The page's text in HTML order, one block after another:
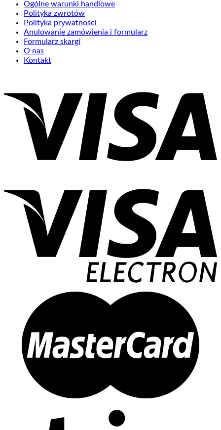
Ogólne warunki handlowe
Polityka zwrotów
Polityka prywatności
Anulowanie zamówienia i formularz
Formularz skargi
O nas
Kontakt